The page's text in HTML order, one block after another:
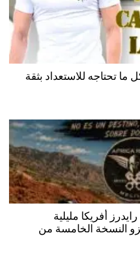
تحتاجه للاستعداد بثقة
أفريكا مليلية
النسخة الخامسة من